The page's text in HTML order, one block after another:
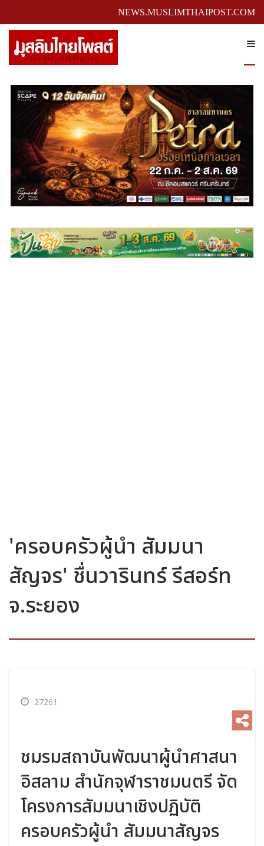
NEWS.MUSLIMTHAIPOST.COM
'ครอบครัวผู้นำ สัมมนา
สัญจร' ชื่นวารินทร์ รีสอร์ท
จ.ระยอง
27261
ชมรมสถาบันพัฒนาผู้นำศาสนา
อิสลาม สำนักจุฬาราชมนตรี จัด
โครงการสัมมนาเชิงปฏิบัติ
ครอบครัวผู้นำ สัมมนาสัญจร